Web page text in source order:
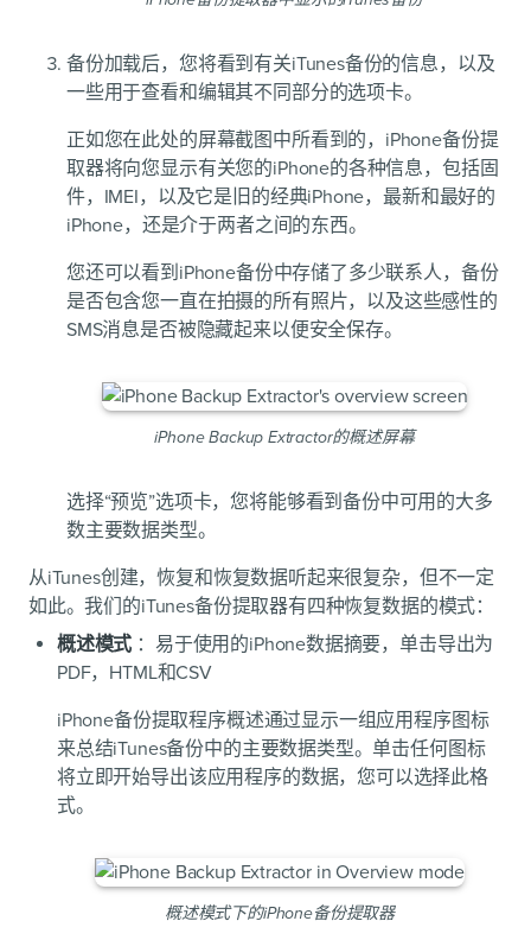
备份加载后，您将看到有关iTunes备份的信息，以及
一些用于查看和编辑其不同部分的选项卡。
正如您在此处的屏幕截图中所看到的，iPhone备份提
取器将向您显示有关您的iPhone的各种信息，包括固
件，IMEI，以及它是旧的经典iPhone，最新和最好的
iPhone，还是介于两者之间的东西。
您还可以看到iPhone备份中存储了多少联系人，备份
是否包含您一直在拍摄的所有照片，以及这些感性的
SMS消息是否被隐藏起来以便安全保存。
iPhone Backup Extractor的概述屏幕
选择“预览”选项卡，您将能够看到备份中可用的大多
数主要数据类型。
从iTunes创建，恢复和恢复数据听起来很复杂，但不一定
如此。我们的iTunes备份提取器有四种恢复数据的模式：
概述模式 ：易于使用的iPhone数据摘要，单击导出为
PDF，HTML和CSV
iPhone备份提取程序概述通过显示一组应用程序图标
来总结iTunes备份中的主要数据类型。单击任何图标
将立即开始导出该应用程序的数据，您可以选择此格
式。
概述模式下的iPhone备份提取器